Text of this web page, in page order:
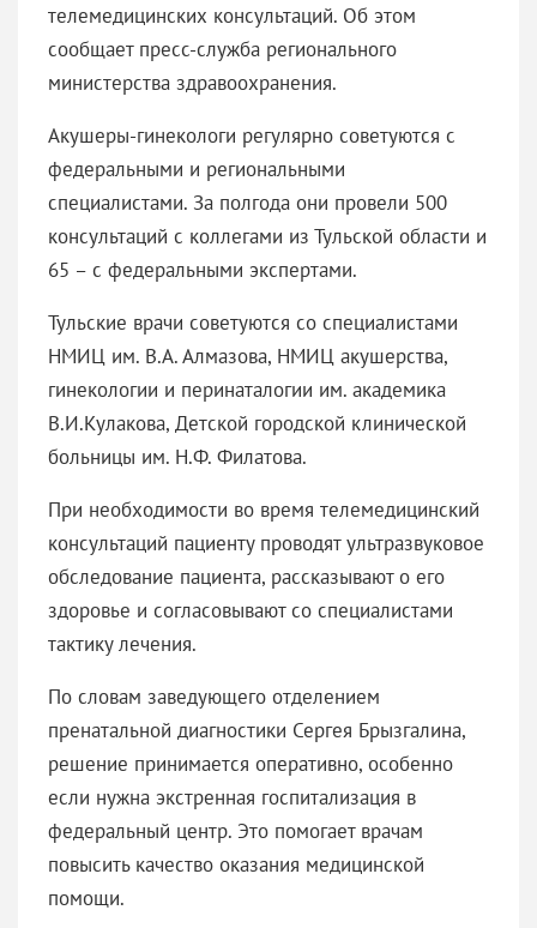
телемедицинских консультаций. Об этом
сообщает пресс-служба регионального
министерства здравоохранения.
Акушеры-гинекологи регулярно советуются с
федеральными и региональными
специалистами. За полгода они провели 500
консультаций с коллегами из Тульской области и
65 – с федеральными экспертами.
Тульские врачи советуются со специалистами
НМИЦ им. В.А. Алмазова, НМИЦ акушерства,
гинекологии и перинаталогии им. академика
В.И.Кулакова, Детской городской клинической
больницы им. Н.Ф. Филатова.
При необходимости во время телемедицинский
консультаций пациенту проводят ультразвуковое
обследование пациента, рассказывают о его
здоровье и согласовывают со специалистами
тактику лечения.
По словам заведующего отделением
пренатальной диагностики Сергея Брызгалина,
решение принимается оперативно, особенно
если нужна экстренная госпитализация в
федеральный центр. Это помогает врачам
повысить качество оказания медицинской
помощи.